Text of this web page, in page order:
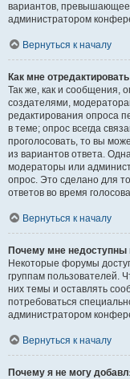
вариантов, превышающее
администратором
Вернуться к началу
Как мне
Так же, как и сообщения,
создателями,
редактирования опроса
в теме; опрос всегда
проголосовать, то вы
из вариантов ответа.
модераторы или
опрос. Это сделано для
ответов во время
Вернуться к началу
Почему мне
Некоторые форумы
группам пользователей.
них темы и оставлять
потребоваться
администратором
Вернуться к началу
Почему я не могу